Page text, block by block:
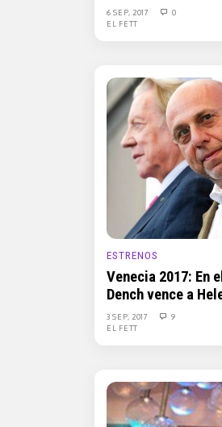
6 SEP, 2017
0
EL FETT
ESTRENOS
Venecia 2017: En
Dench vence a
3 SEP, 2017
9
EL FETT